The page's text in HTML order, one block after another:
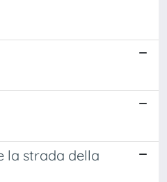
la strada della